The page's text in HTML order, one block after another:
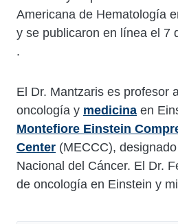
Americana de Hematología
y se publicaron en línea el 7
.
El Dr. Mantzaris es profesor
oncología y medicina en
Montefiore Einstein
Center (MECCC),
Nacional del Cáncer. El Dr.
de oncología en Einstein y